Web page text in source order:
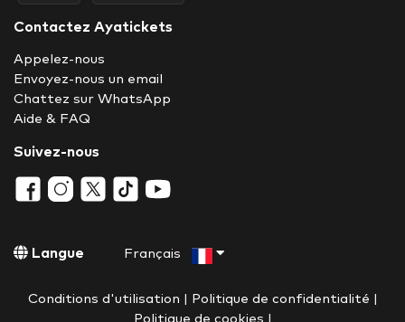
Contactez Ayatickets
Appelez-nous
Envoyez-nous un email
Chattez sur WhatsApp
Aide & FAQ
Suivez-nous
Langue Français
Conditions d'utilisation Politique de confidentialité
Politique de cookies